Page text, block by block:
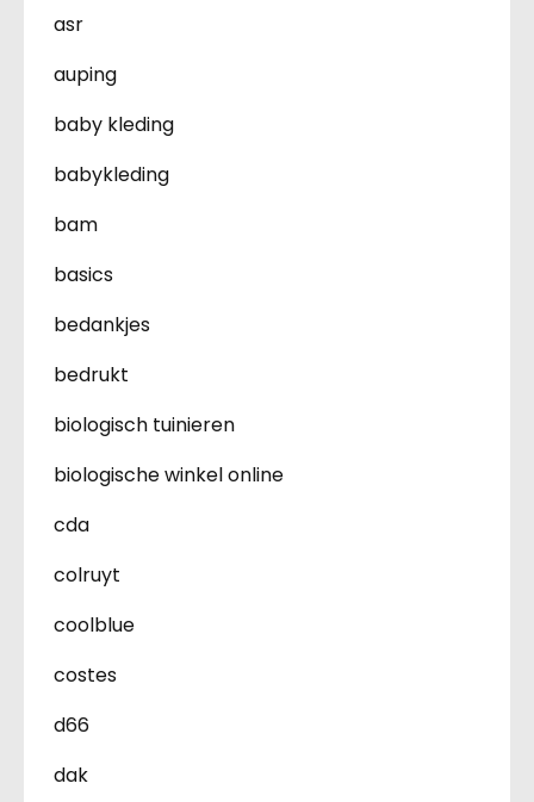
asr
auping
baby kleding
babykleding
bam
basics
bedankjes
bedrukt
biologisch tuinieren
biologische winkel online
cda
colruyt
coolblue
costes
d66
dak